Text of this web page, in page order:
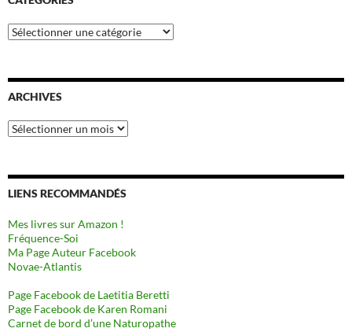
Catégories
ARCHIVES
Archives
LIENS RECOMMANDÉS
Mes livres sur Amazon !
Fréquence-Soi
Ma Page Auteur Facebook
Novae-Atlantis
Page Facebook de Laetitia Beretti
Page Facebook de Karen Romani
Carnet de bord d’une Naturopathe